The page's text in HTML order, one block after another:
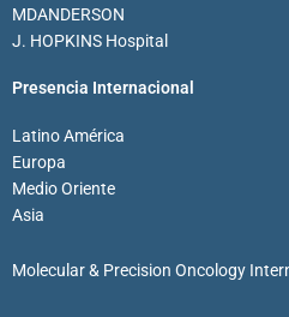
MDANDERSON
J. HOPKINS Hospital
Presencia Internacional
Latino América
Europa
Medio Oriente
Asia
Molecular & Precision Oncology